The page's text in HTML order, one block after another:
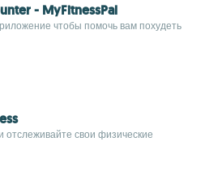
- MyFitnessPal
чтобы помочь вам похудеть
отслеживайте свои физические